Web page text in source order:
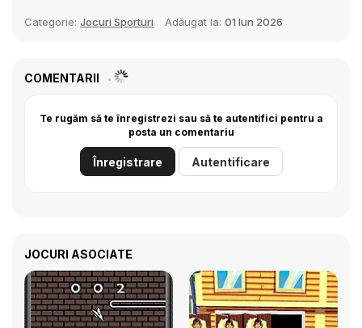
Categorie: Jocuri Sporturi Adăugat la: 01 Iun 2026
COMENTARII
Te rugăm să te înregistrezi sau să te autentifici pentru a
posta un comentariu
Înregistrare Autentificare
JOCURI ASOCIATE